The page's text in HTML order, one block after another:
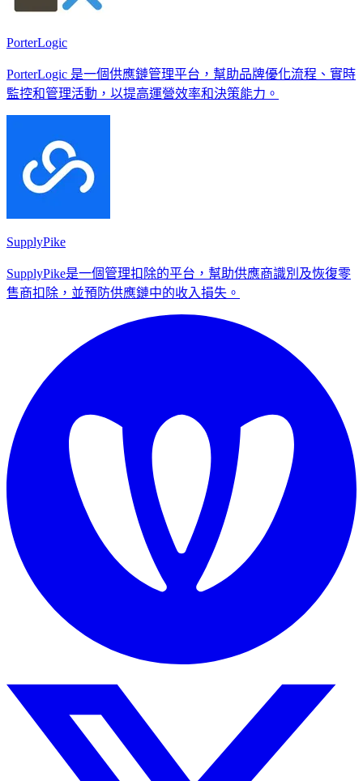
PorterLogic
PorterLogic 是一個供應鏈管理平台，幫助品牌優化流程、實時
監控和管理活動，以提高運營效率和決策能力。
SupplyPike
SupplyPike是一個管理扣除的平台，幫助供應商識別及恢復零
售商扣除，並預防供應鏈中的收入損失。